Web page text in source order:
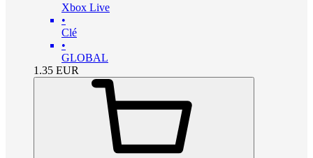
Xbox Live
•
Clé
•
GLOBAL
1.35 EUR